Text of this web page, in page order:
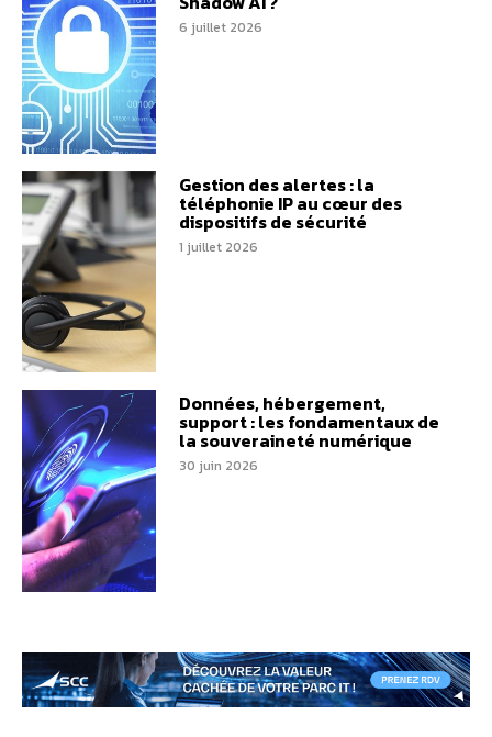
6 juillet 2026
Gestion des alertes : la
téléphonie IP au cœur des
dispositifs de sécurité
1 juillet 2026
Données, hébergement,
support : les fondamentaux de
la souveraineté numérique
30 juin 2026